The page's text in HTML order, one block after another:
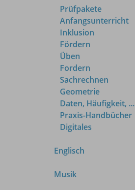
Prüfpakete
Anfangsunterricht
Inklusion
Fördern
Üben
Fordern
Sachrechnen
Geometrie
Daten, Häufigkeit, ...
Praxis-Handbücher
Digitales
Englisch
Musik